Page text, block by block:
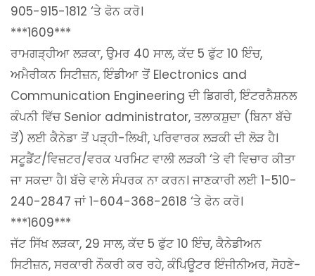
905-915-1812 ‘ਤੇ ਫੋਨ ਕਰੋ।
***1609***
ਰਾਮਗੜ੍ਹੀਆ ਲੜਕਾ, ਉਮਰ 40 ਸਾਲ, ਕੱਦ 5 ਫੁੱਟ 10 ਇੰਚ,
ਅਮੈਰੀਕਨ ਸਿਟੀਜ਼ਨ, ਇੰਡੀਆ ਤੋਂ Electronics and
Communication Engineering ਦੀ ਡਿਗਰੀ, ਇੰਟਰਨੈਸ਼ਨਲ
ਕੰਪਨੀ ਵਿੱਚ Senior administrator, ਤਲਾਕਸ਼ੁਦਾ (ਬਿਨਾ ਬੱਚੇ
ਤੋਂ) ਲਈ ਕੈਨੇਡਾ ਤੋਂ ਪੜ੍ਹੀ-ਲਿਖੀ, ਪਰਿਵਾਰਕ ਲੜਕੀ ਦੀ ਲੋੜ ਹੈ।
ਸਟੂਡੈਂਟ/ਵਿਜ਼ਟਰ/ਵਰਕ ਪਰਮਿਟ ਵਾਲੀ ਲੜਕੀ ‘ਤੇ ਵੀ ਵਿਚਾਰ ਕੀਤਾ
ਜਾ ਸਕਦਾ ਹੈ। ਬੱਚੇ ਵਾਲੇ ਸੰਪਰਕ ਨਾ ਕਰਨ। ਜਾਣਕਾਰੀ ਲਈ 1-510-
240-2847 ਜਾਂ 1-604-368-2618 ‘ਤੇ ਫੋਨ ਕਰੋ।
***1609***
ਜੱਟ ਸਿੱਖ ਲੜਕਾ, 29 ਸਾਲ, ਕੱਦ 5 ਫੁੱਟ 10 ਇੰਚ, ਕੈਨੇਡੀਅਨ
ਸਿਟੀਜ਼ਨ, ਸਰਕਾਰੀ ਨੌਕਰੀ ਕਰ ਰਹੇ, ਕੰਪਿਊਟਰ ਇੰਜੀਨੀਅਰ, ਸੋਹਣੇ-